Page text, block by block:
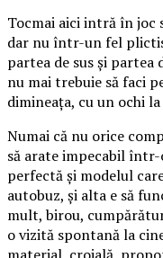
Tocmai aici intră în joc
dar nu într-un fel
partea de sus și partea
nu mai trebuie să faci
dimineața, cu un ochi
Numai că nu orice
să arate impecabil
perfectă și modelul
autobuz, și alta e să
mult, birou,
o vizită spontană la